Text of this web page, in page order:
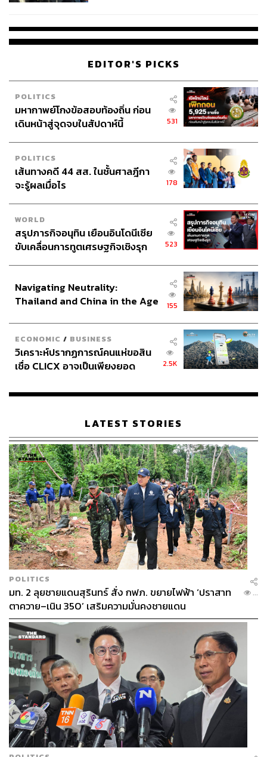
EDITOR'S PICKS
POLITICS
มหากาพย์โกงข้อสอบท้องถิ่น ก่อน
เดินหน้าสู่จุดจบในสัปดาห์นี้
531
POLITICS
เส้นทางคดี 44 สส. ในชั้นศาลฎีกา
จะรู้ผลเมื่อไร
178
WORLD
สรุปภารกิจอนุทิน เยือนอินโดนีเซีย
ขับเคลื่อนการทูตเศรษฐกิจเชิงรุก
523
Navigating Neutrality:
Thailand and China in the Age
155
ECONOMIC / BUSINESS
วิเคราะห์ปรากฏการณ์คนแห่ขอสิน
เชื่อ CLICX อาจเป็นเพียงยอด
เรือนไทยที่ถูกซุกไว้
2.5K
LATEST STORIES
POLITICS
มท. 2 ลุยชายแดนสุรินทร์ สั่ง กฟภ. ขยายไฟฟ้า ‘ปราสาท
ตาควาย–เนิน 350’ เสริมความมั่นคงชายแดน
...